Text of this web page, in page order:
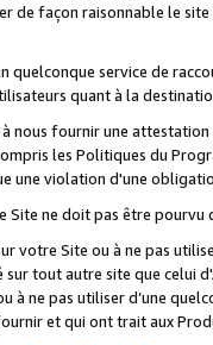
de façon raisonnable le
quelconque service de
quant à la
nous fournir une
les Politiques du
une violation d'une
Site ne doit pas être
votre Site ou à ne pas
tout autre site que celui
à ne pas utiliser d’une
et qui ont trait aux